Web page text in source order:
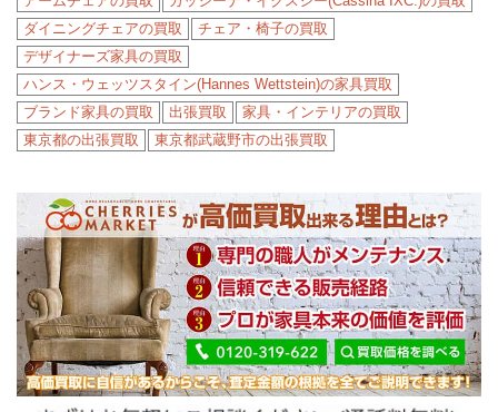
ダイニングチェアの買取
チェア・椅子の買取
デザイナーズ家具の買取
ハンス・ウェッツスタイン(Hannes Wettstein)の家具買取
ブランド家具の買取
出張買取
家具・インテリアの買取
東京都の出張買取
東京都武蔵野市の出張買取